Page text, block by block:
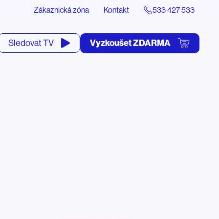
Zákaznická zóna Kontakt 533 427 533
Sledovat TV Vyzkoušet ZDARMA